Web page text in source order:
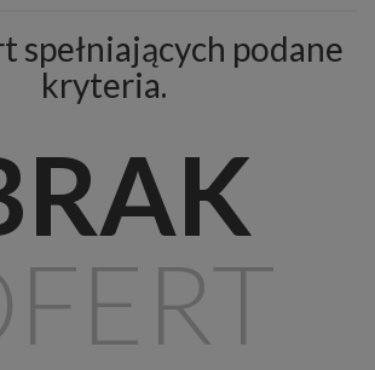
spełniających podane
kryteria.